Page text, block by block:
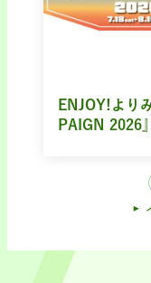
ENJOY!より
PAIGN 2026』